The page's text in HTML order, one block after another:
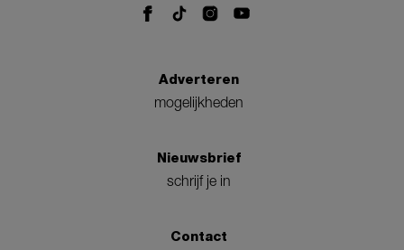
Adverteren
mogelijkheden
Nieuwsbrief
schrijf je in
Contact